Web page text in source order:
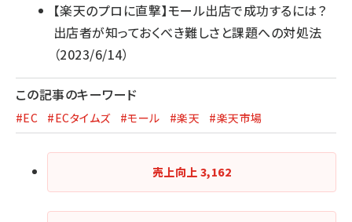
【楽天のプロに直撃】モール出店で成功するには？
出店者が知っておくべき難しさと課題への対処法
（2023/6/14）
この記事のキーワード
#EC #ECタイムズ #モール #楽天 #楽天市場
売上向上 3,162